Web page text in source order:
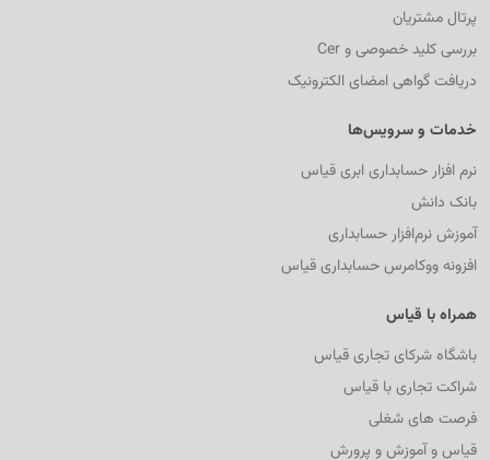
پرتال مشتریان
بررسی کلید خصوصی و Cer
دریافت گواهی امضای الکترونیک
خدمات و سرویس‌ها
نرم افزار حسابداری ابری قیاس
بانک دانش
آموزش نرم‌افزار حسابداری
افزونه ووکامرس حسابداری قیاس
همراه با قیاس
باشگاه شرکای تجاری قیاس
شراکت تجاری با قیاس
فرصت های شغلی
قیاس و آموزش و پرورش